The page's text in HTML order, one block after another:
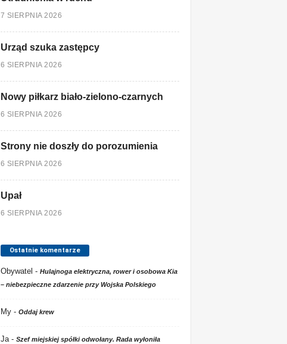
7 SIERPNIA 2026
Urząd szuka zastępcy
6 SIERPNIA 2026
Nowy piłkarz biało-zielono-czarnych
6 SIERPNIA 2026
Strony nie doszły do porozumienia
6 SIERPNIA 2026
Upał
6 SIERPNIA 2026
Ostatnie komentarze
Obywatel - Hulajnoga elektryczna, rower i osobowa Kia
– niebezpieczne zdarzenie przy Wojska Polskiego
My- Oddaj krew
Ja- Szef miejskiej spółki odwołany. Rada wyłoniła